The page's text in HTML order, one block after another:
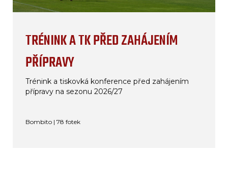
TRÉNINK A TK PŘED ZAHÁJENÍM
PŘÍPRAVY
Trénink a tiskovká konference před zahájením
přípravy na sezonu 2026/27
Bombito | 78 fotek